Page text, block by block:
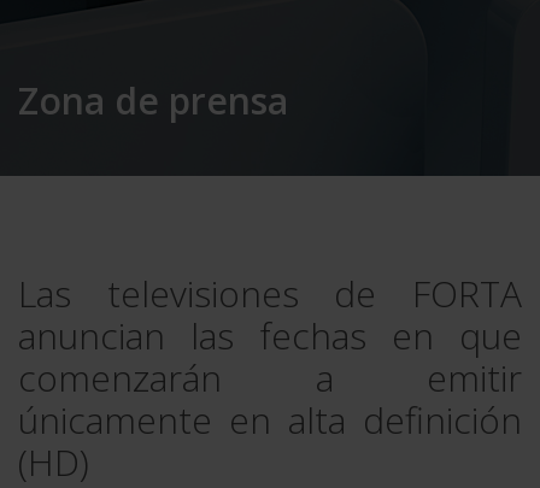
Zona de prensa
Las televisiones de FORTA
anuncian las fechas en que
comenzarán a emitir
únicamente en alta definición
(HD)